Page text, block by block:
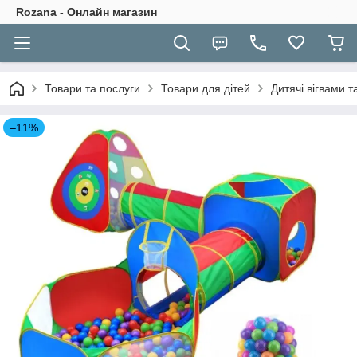
Rozana - Онлайн магазин
Товари та послуги Товари для дітей Дитячі вігвами
–11%